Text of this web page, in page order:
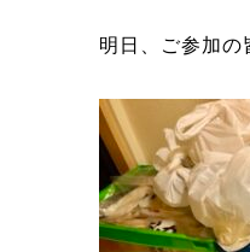
明日、ご参加